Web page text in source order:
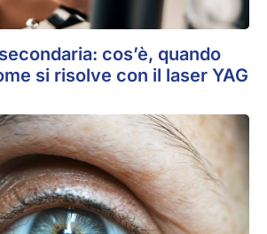
cos’è, quando
si risolve con il laser YAG